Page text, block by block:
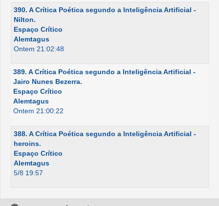
390. A Crítica Poética segundo a Inteligência Artificial -
Nilton.
Espaço Crítico
Alemtagus
Ontem 21:02:48
389. A Crítica Poética segundo a Inteligência Artificial -
Jairo Nunes Bezerra.
Espaço Crítico
Alemtagus
Ontem 21:00:22
388. A Crítica Poética segundo a Inteligência Artificial -
heroins.
Espaço Crítico
Alemtagus
5/8 19:57